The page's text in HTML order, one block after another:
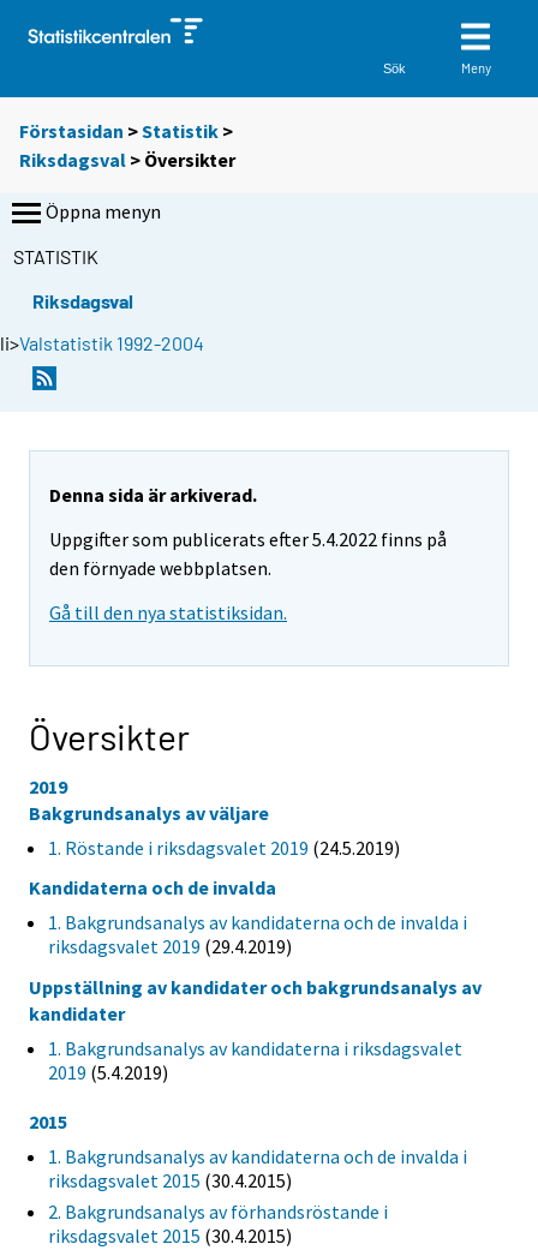
Sök Meny
Förstasidan >Statistik >
Riksdagsval > Översikter
Öppna menyn
STATISTIK
Riksdagsval
li>Valstatistik 1992-2004
Denna sida är arkiverad.
Uppgifter som publicerats efter 5.4.2022 finns på
den förnyade webbplatsen.
Gå till den nya statistiksidan.
Översikter
2019
Bakgrundsanalys av väljare
1. Röstande i riksdagsvalet 2019 (24.5.2019)
Kandidaterna och de invalda
1. Bakgrundsanalys av kandidaterna och de invalda i
riksdagsvalet 2019 (29.4.2019)
Uppställning av kandidater och bakgrundsanalys av
kandidater
1. Bakgrundsanalys av kandidaterna i riksdagsvalet
2019 (5.4.2019)
2015
1. Bakgrundsanalys av kandidaterna och de invalda i
riksdagsvalet 2015 (30.4.2015)
2. Bakgrundsanalys av förhandsröstande i
riksdagsvalet 2015 (30.4.2015)